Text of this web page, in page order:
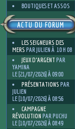
BOUTIQUES ET ASSOS
ACTU DU FORUM
LES SEIGNEURS DES
MERS PAR JULIEN À 10 H 08
JEUX D'ARGENT PAR
YAMINA
LE [21/07/2026] À 09:00
PRÉSENTATIONS PAR
JULIEN
LE [10/07/2026] À 08:56
CAMPAGNE
RÉVOLUTION PAR PUCHU
LE [10/07/2026] À 08:49